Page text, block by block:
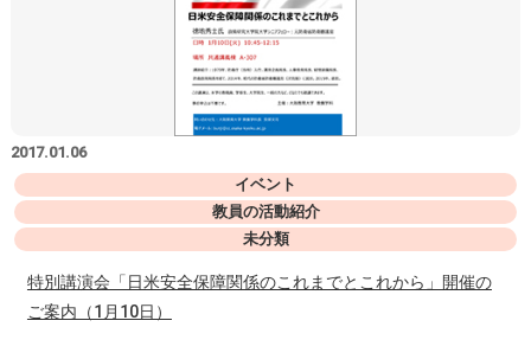
2017.01.06
イベント
教員の活動紹介
未分類
特別講演会「日米安全保障関係のこれまでとこれから」開催の
ご案内（1月10日）